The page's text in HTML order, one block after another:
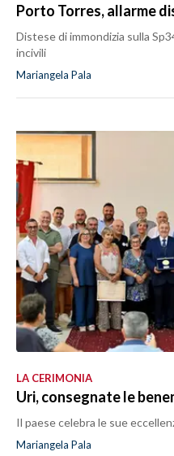
Porto Torres, allarme
Distese di immondizia sulla
incivili
Mariangela Pala
LA CERIMONIA
Uri, consegnate le
Il paese celebra le sue
Mariangela Pala